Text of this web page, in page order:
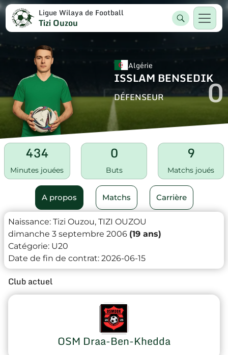
Ligue Wilaya de Football
Tizi Ouzou
Algérie
ISSLAM BENSEDIK
DÉFENSEUR 0
434
Minutes jouées
0
Buts
9
Matchs joués
A propos Matchs Carrière
Naissance: Tizi Ouzou, TIZI OUZOU
dimanche 3 septembre 2006 (19 ans)
Catégorie: U20
Date de fin de contrat: 2026-06-15
Club actuel
OSM Draa-Ben-Khedda